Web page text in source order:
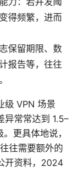
得频繁，进而
保留期限、数
报告等，往往
级 VPN 场景
异常常达到 1.5–
更具体地说，
往需要额外的
开资料，2024